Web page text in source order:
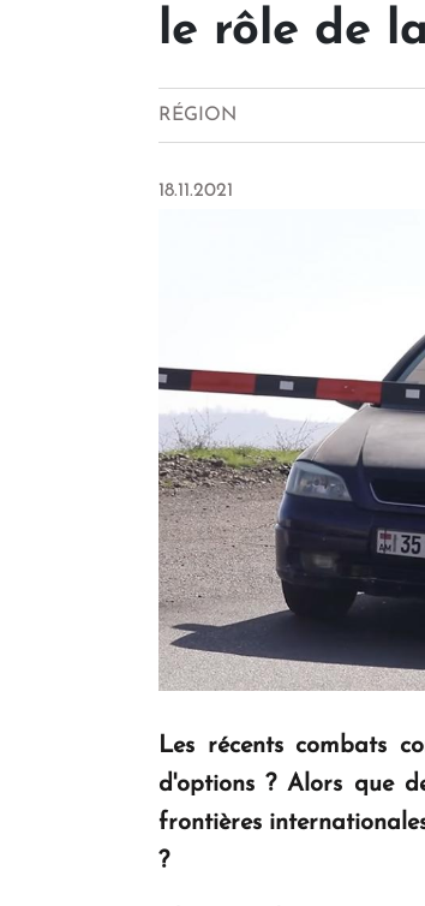
le rôle de
RÉGION
18.11.2021
Les récents combats
d'options ? Alors que
frontières
?